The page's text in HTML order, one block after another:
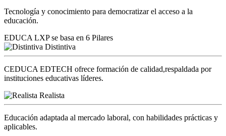
Tecnología y conocimiento para democratizar el acceso a la
educación.
EDUCA LXP se basa en 6 Pilares
Distintiva
CEDUCA EDTECH ofrece formación de calidad,respaldada por
instituciones educativas líderes.
Realista
Educación adaptada al mercado laboral, con habilidades prácticas y
aplicables.